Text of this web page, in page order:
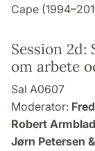
Cape
Session 2d:
om arbete
Sal A0607
Moderator:
Robert
Jørn Petersen